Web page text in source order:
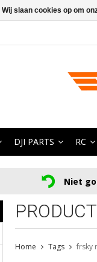
DJI PARTS RC
Niet
Home Tags frsky
Wij slaan cookies op om